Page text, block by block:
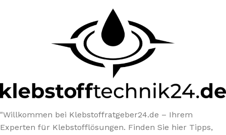
"Willkommen bei Klebstoffratgeber24.de – Ihrem
Experten für Klebstofflösungen. Finden Sie hier Tipps,